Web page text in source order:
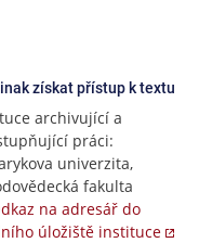
získat přístup k textu
archivující a
práci:
univerzita,
fakulta
na adresář do
úložiště instituce